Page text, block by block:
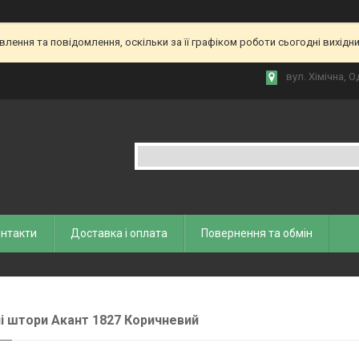
та повідомлення, оскільки за її графіком роботи сьогодні
вул. Хiмiчна,
Доставка і оплата Повернення та обмiн
штори Акант 1827 Коричневий